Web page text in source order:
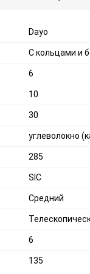
Dayo
С кольцами и
6
10
30
углеволокно
285
SIC
Средний
6
135